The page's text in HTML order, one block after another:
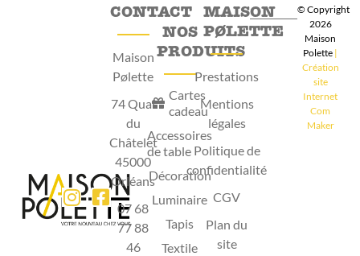
CONTACT
Maison
Pølette
74 Quai
du
Châtelet
45000
Orléans
07 68
77 88
46
NOS
PRODUITS
Cartes
cadeau
Accessoires
de table
Décoration
Luminaire
Tapis
Textile
MAISON
PØLETTE
Prestations
Mentions
légales
Politique de
confidentialité
CGV
Plan du
site
© Copyright
2026
Maison
Polette |
Création
site
Internet
Com
Maker